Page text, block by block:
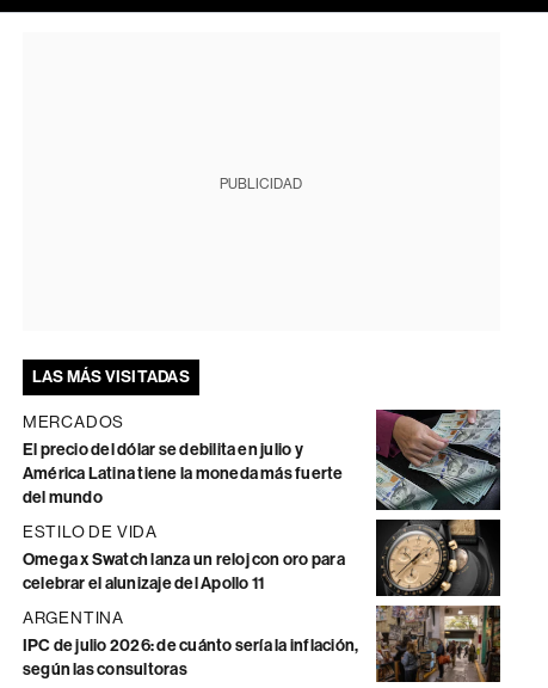
PUBLICIDAD
LAS MÁS VISITADAS
MERCADOS
El precio del dólar se debilita en julio y
América Latina tiene la moneda más fuerte
del mundo
ESTILO DE VIDA
Omega x Swatch lanza un reloj con oro para
celebrar el alunizaje del Apollo 11
ARGENTINA
IPC de julio 2026: de cuánto sería la inflación,
según las consultoras